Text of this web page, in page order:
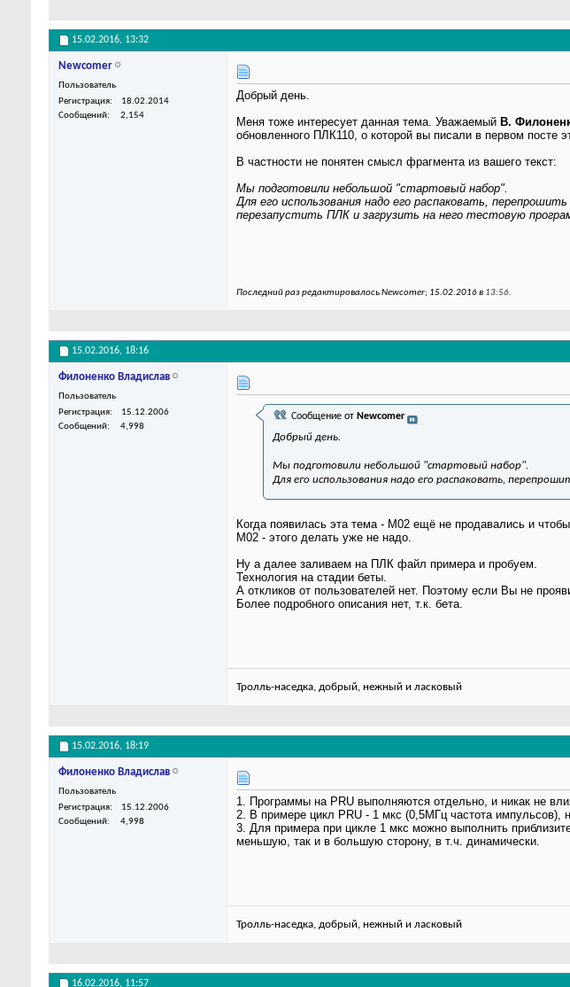
15.02.2016, 13:32
Newcomer
Пользователь
Регистрация
18.02.2014
Сообщений
2,154
Добрый день.
Меня тоже интересует данная тема. Уважаемый В.
обновленного ПЛК110, о которой вы писали в первом посте
В частности не понятен смысл фрагмента из вашего текст:
Мы подготовили небольшой "стартовый набор".
Для его использования надо его распаковать,
перезапустить ПЛК и загрузить на него тестовую
Последний раз редактировалось Newcomer; 15.02.2016 в 13:56.
15.02.2016, 18:16
Филоненко Владислав
Пользователь
Регистрация
15.12.2006
Сообщений
4,998
Сообщение от Newcomer
Добрый день.
Мы подготовили небольшой "стартовый набор".
Для его использования надо его распаковать,
Когда появилась эта тема - М02 ещё не продавались и
М02 - этого делать уже не надо.
Ну а далее заливаем на ПЛК файл примера и пробуем.
Технология на стадии беты.
А откликов от пользователей нет. Поэтому если Вы не
Более подробного описания нет, т.к. бета.
Тролль-наседка, добрый, нежный и ласковый
15.02.2016, 18:19
Филоненко Владислав
Пользователь
Регистрация
15.12.2006
Сообщений
4,998
1. Программы на PRU выполняются отдельно, и никак не
2. В примере цикл PRU - 1 мкс (0,5МГц частота импульсов),
3. Для примера при цикле 1 мкс можно выполнить
меньшую, так и в большую сторону, в т.ч. динамически.
Тролль-наседка, добрый, нежный и ласковый
16.02.2016, 11:57